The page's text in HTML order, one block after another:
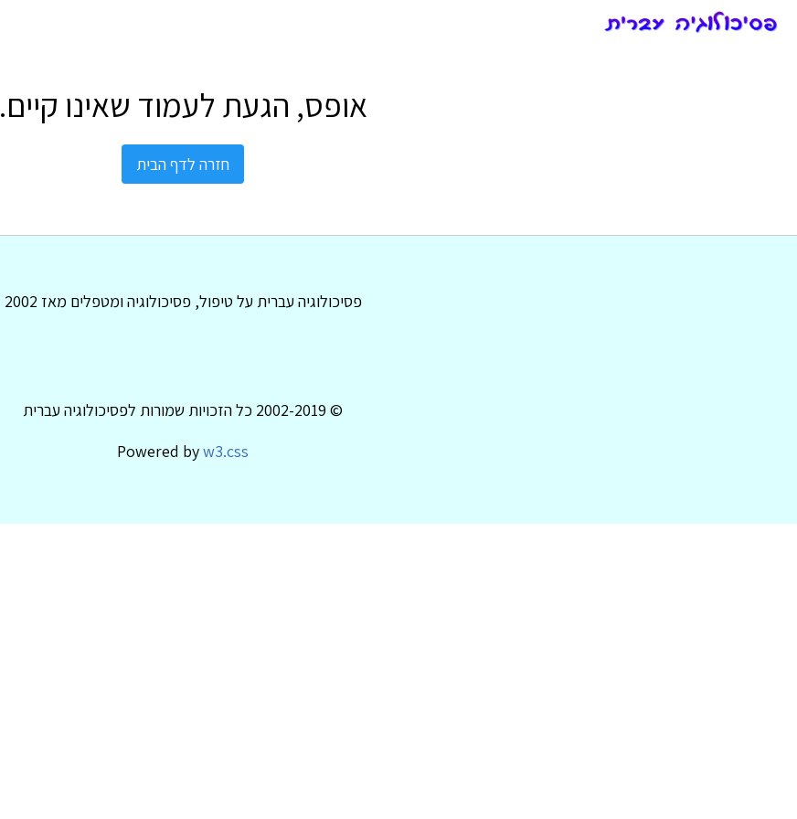
אופס, הגעת לעמוד שאינו קיים.
חזרה לדף הבית
פסיכולוגיה עברית על טיפול, פסיכולוגיה ומטפלים מאז 2002
© 2002-2019 כל הזכויות שמורות לפסיכולוגיה עברית
Powered byw3.css